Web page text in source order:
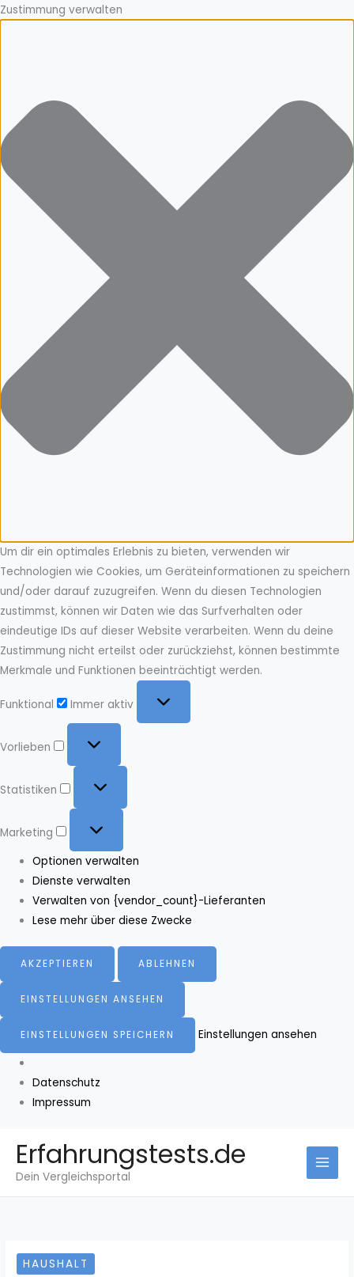
Zustimmung verwalten
Um dir ein optimales Erlebnis zu bieten, verwenden wir
Technologien wie Cookies, um Geräteinformationen zu speichern
und/oder darauf zuzugreifen. Wenn du diesen Technologien
zustimmst, können wir Daten wie das Surfverhalten oder
eindeutige IDs auf dieser Website verarbeiten. Wenn du deine
Zustimmung nicht erteilst oder zurückziehst, können bestimmte
Merkmale und Funktionen beeinträchtigt werden.
Funktional
Immer aktiv
Vorlieben
Statistiken
Marketing
Optionen verwalten
Dienste verwalten
Verwalten von {vendor_count}-Lieferanten
Lese mehr über diese Zwecke
AKZEPTIEREN ABLEHNEN
EINSTELLUNGEN ANSEHEN
EINSTELLUNGEN SPEICHERN Einstellungen ansehen
Datenschutz
Impressum
Inhalt
springen
Erfahrungstests.de
Dein Vergleichsportal
HAUSHALT